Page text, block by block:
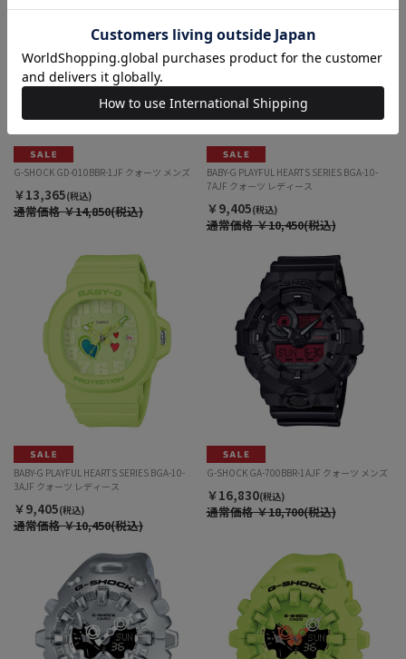
G-SHOCK GD-010BBR-1JF クォーツ メンズ
￥13,365(税込)
通常価格￥14,850(税込)
BABY-G PLAYFUL HEARTS SERIES BGA-10-
7AJF クォーツ レディース
￥9,405(税込)
通常価格￥10,450(税込)
BABY-G PLAYFUL HEARTS SERIES BGA-10-
3AJF クォーツ レディース
￥9,405(税込)
通常価格￥10,450(税込)
G-SHOCK GA-700BBR-1AJF クォーツ メンズ
￥16,830(税込)
通常価格￥18,700(税込)